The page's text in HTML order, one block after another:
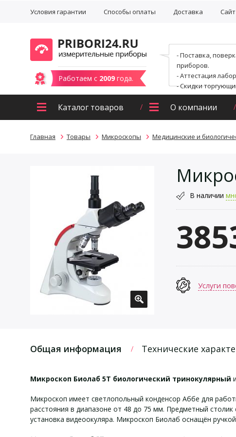
Условия гарантии Способы оплаты Доставка
Работаем с 2009 года.
- Поставка,
приборов.
- Аттестация
- Скидки
Каталог товаров О компании
Главная Товары Микроскопы Медицинские и
В наличии
Услуги
Общая информация Технические
Микроскоп Биолаб 5T биологический тринокулярный
Микроскоп имеет светлопольный конденсор Аббе для
расстояния в диапазоне от 48 до 75 мм. Предметный
установка видеоокуляра. Микроскоп Биолаб оснащён